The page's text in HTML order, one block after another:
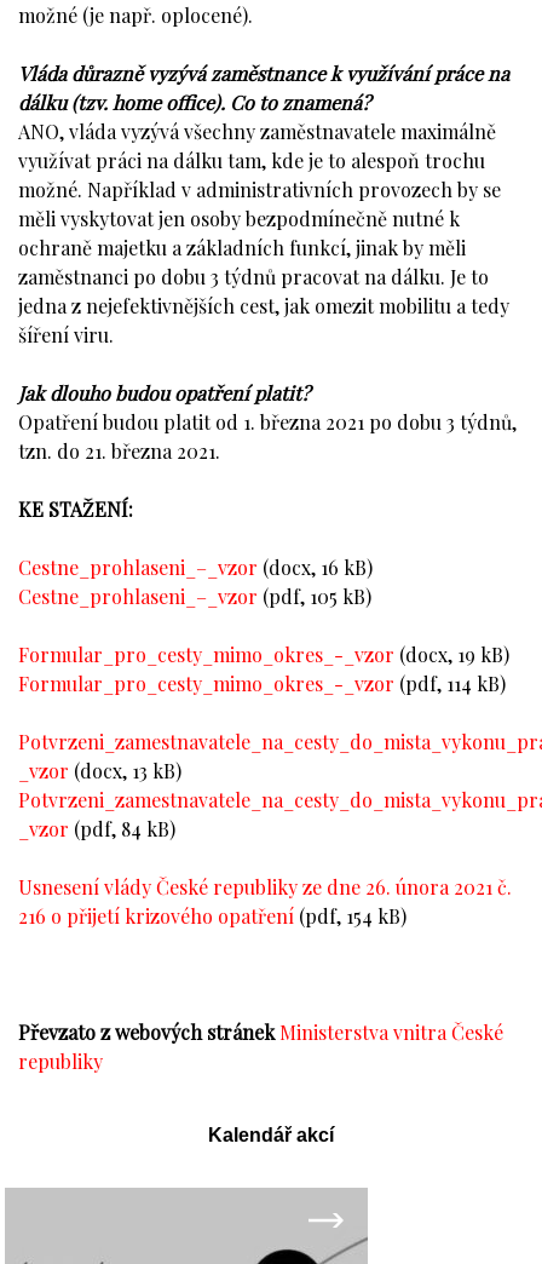
možné (je např. oplocené).
Vláda důrazně vyzývá zaměstnance k využívání práce na
dálku (tzv. home office). Co to znamená?
ANO, vláda vyzývá všechny zaměstnavatele maximálně
využívat práci na dálku tam, kde je to alespoň trochu
možné. Například v administrativních provozech by se
měli vyskytovat jen osoby bezpodmínečně nutné k
ochraně majetku a základních funkcí, jinak by měli
zaměstnanci po dobu 3 týdnů pracovat na dálku. Je to
jedna z nejefektivnějších cest, jak omezit mobilitu a tedy
šíření viru.
Jak dlouho budou opatření platit?
Opatření budou platit od 1. března 2021 po dobu 3 týdnů,
tzn. do 21. března 2021.
KE STAŽENÍ:
Cestne_prohlaseni_–_vzor (docx, 16 kB)
Cestne_prohlaseni_–_vzor (pdf, 105 kB)
Formular_pro_cesty_mimo_okres_-_vzor (docx, 19 kB)
Formular_pro_cesty_mimo_okres_-_vzor (pdf, 114 kB)
_vzor (docx, 13 kB)
_vzor (pdf, 84 kB)
Usnesení vlády České republiky ze dne 26. února 2021 č.
216 o přijetí krizového opatření (pdf, 154 kB)
Převzato z webových stránekMinisterstva vnitra České
republiky
Kalendář akcí